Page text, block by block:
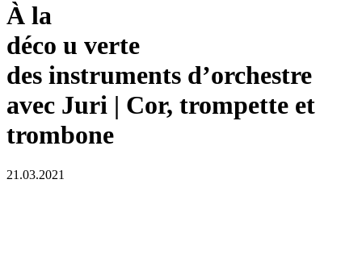
À la
déco u verte
des instruments d’orchestre
avec Juri | Cor, trompette et
trombone
21.03.2021